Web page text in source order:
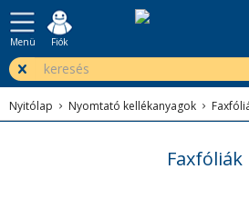
Menü Fiók
Nyitólap Nyomtató kellékanyagok
Faxfóliák